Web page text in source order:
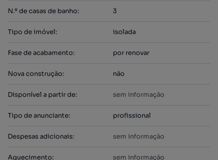
N.º de casas de banho: 3
Tipo de imóvel: isolada
Fase de acabamento: por renovar
Nova construção: não
Disponível a partir de: sem informação
Tipo de anunciante: profissional
Despesas adicionais: sem informação
Aquecimento: sem informação